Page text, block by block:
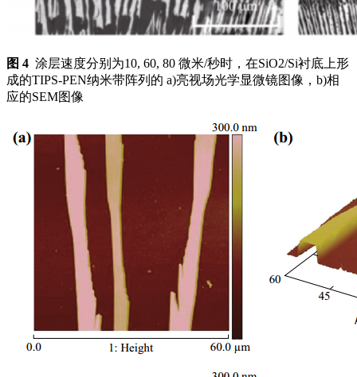
图 4 涂层速度分别为10, 60, 80 微米/秒时，在SiO2/Si衬底上形
成的TIPS-PEN纳米带阵列的 a)亮视场光学显微镜图像，b)相
应的SEM图像